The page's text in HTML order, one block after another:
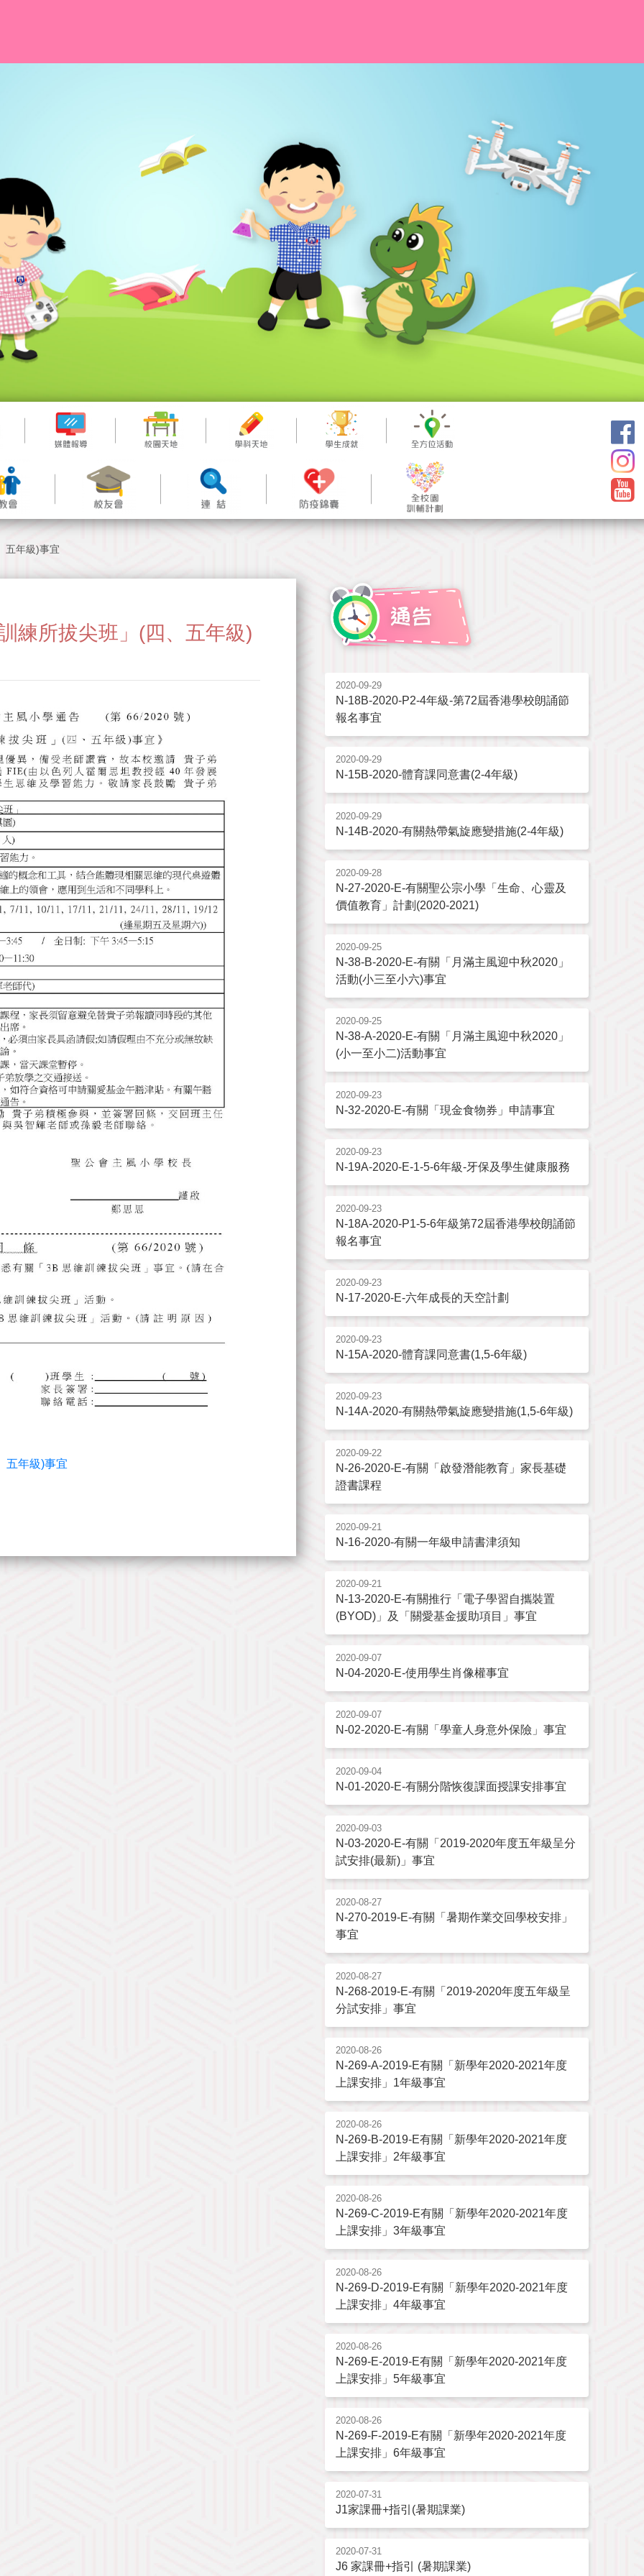
五年級)事宜
練所拔尖班」(四、五年級)
五年級)事宜
2020-09-29
N-18B-2020-P2-4年級-第72屆香港學校朗誦節
報名事宜
2020-09-29
N-15B-2020-體育課同意書(2-4年級)
2020-09-29
N-14B-2020-有關熱帶氣旋應變措施(2-4年級)
2020-09-28
N-27-2020-E-有關聖公宗小學「生命、心靈及
價值教育」計劃(2020-2021)
2020-09-25
N-38-B-2020-E-有關「月滿主風迎中秋2020」
活動(小三至小六)事宜
2020-09-25
N-38-A-2020-E-有關「月滿主風迎中秋2020」
(小一至小二)活動事宜
2020-09-23
N-32-2020-E-有關「現金食物券」申請事宜
2020-09-23
N-19A-2020-E-1-5-6年級-牙保及學生健康服務
2020-09-23
N-18A-2020-P1-5-6年級第72屆香港學校朗誦節
報名事宜
2020-09-23
N-17-2020-E-六年成長的天空計劃
2020-09-23
N-15A-2020-體育課同意書(1,5-6年級)
2020-09-23
N-14A-2020-有關熱帶氣旋應變措施(1,5-6年級)
2020-09-22
N-26-2020-E-有關「啟發潛能教育」家長基礎
證書課程
2020-09-21
N-16-2020-有關一年級申請書津須知
2020-09-21
N-13-2020-E-有關推行「電子學習自攜裝置
(BYOD)」及「關愛基金援助項目」事宜
2020-09-07
N-04-2020-E-使用學生肖像權事宜
2020-09-07
N-02-2020-E-有關「學童人身意外保險」事宜
2020-09-04
N-01-2020-E-有關分階恢復課面授課安排事宜
2020-09-03
N-03-2020-E-有關「2019-2020年度五年級呈分
試安排(最新)」事宜
2020-08-27
N-270-2019-E-有關「暑期作業交回學校安排」
事宜
2020-08-27
N-268-2019-E-有關「2019-2020年度五年級呈
分試安排」事宜
2020-08-26
N-269-A-2019-E有關「新學年2020-2021年度
上課安排」1年級事宜
2020-08-26
N-269-B-2019-E有關「新學年2020-2021年度
上課安排」2年級事宜
2020-08-26
N-269-C-2019-E有關「新學年2020-2021年度
上課安排」3年級事宜
2020-08-26
N-269-D-2019-E有關「新學年2020-2021年度
上課安排」4年級事宜
2020-08-26
N-269-E-2019-E有關「新學年2020-2021年度
上課安排」5年級事宜
2020-08-26
N-269-F-2019-E有關「新學年2020-2021年度
上課安排」6年級事宜
2020-07-31
J1家課冊+指引(暑期課業)
2020-07-31
J6 家課冊+指引 (暑期課業)